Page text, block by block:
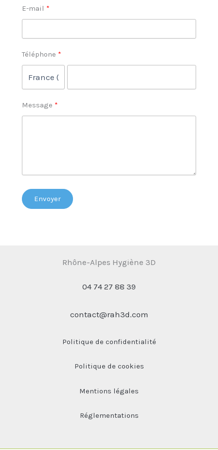
E-mail
Téléphone
Message
Envoyer
Rhône-Alpes Hygiène 3D
04 74 27 88 39
contact@rah3d.com
Politique de confidentialité
Politique de cookies
Mentions légales
Réglementations